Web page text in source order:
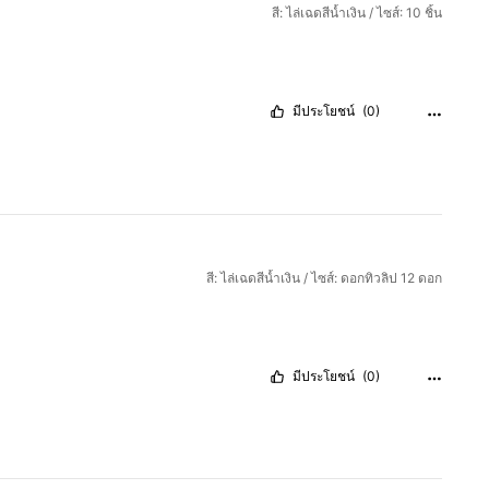
สี: ไล่เฉดสีน้ำเงิน / ไซส์: 10 ชิ้น
มีประโยชน์ (0)
สี: ไล่เฉดสีน้ำเงิน / ไซส์: ดอกทิวลิป 12 ดอก
มีประโยชน์ (0)